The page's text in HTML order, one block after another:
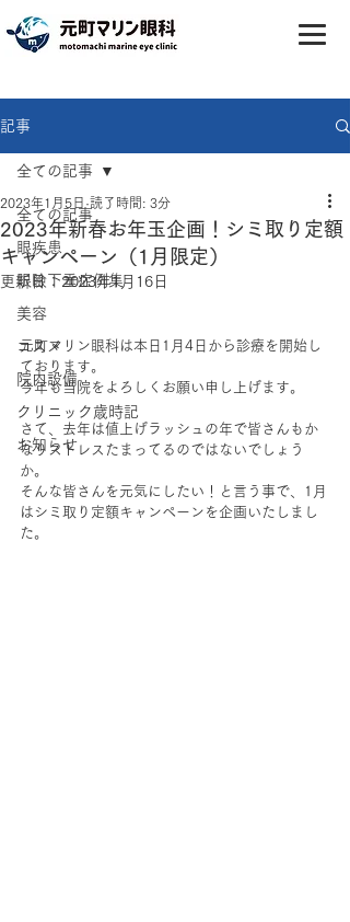
記事
全ての記事
眼疾患
眼瞼下垂症例集
美容
コスメ
院内設備
クリニック歳時記
お知らせ
全ての記事
2023年新春お年玉企画！シミ取り定額
キャンペーン（1月限定）
2023年1月5日 読了時間: 3分
更新日：2023年1月16日
元町マリン眼科は本日1月4日から診療を開始し
ております。
今年も当院をよろしくお願い申し上げます。
さて、去年は値上げラッシュの年で皆さんもか
なりストレスたまってるのではないでしょう
か。
そんな皆さんを元気にしたい！と言う事で、1月
はシミ取り定額キャンペーンを企画いたしまし
た。